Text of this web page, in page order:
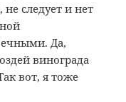
следует и нет
Да,
винограда
вот, я тоже